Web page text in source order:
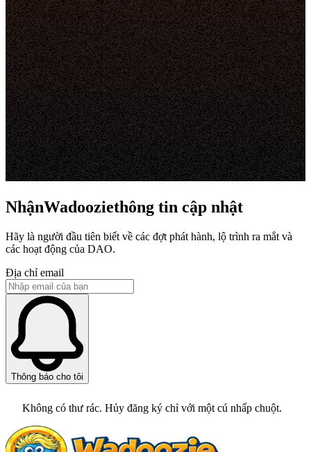
NhậnWadooziethông tin cập nhật
Hãy là người đầu tiên biết về các đợt phát hành, lộ trình ra mắt và
các hoạt động của DAO.
Địa chỉ email
Thông báo cho tôi
Không có thư rác. Hủy đăng ký chỉ với một cú nhấp chuột.